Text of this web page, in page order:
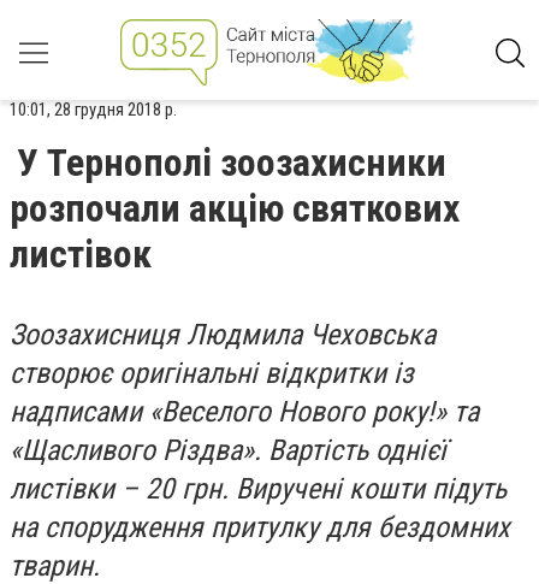
10:01, 28 грудня 2018 р.
У Тернополі зоозахисники
розпочали акцію святкових
листівок
Зоозахисниця Людмила Чеховська
створює оригінальні відкритки із
надписами «Веселого Нового року!» та
«Щасливого Різдва». Вартість однієї
листівки – 20 грн. Виручені кошти підуть
на спорудження притулку для бездомних
тварин.